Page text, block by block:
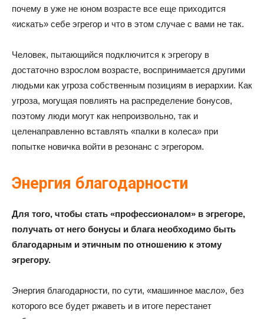
почему в уже не юном возрасте все еще приходится
«искать» себе эгрегор и что в этом случае с вами не так.
Человек, пытающийся подключится к эгрегору в
достаточно взрослом возрасте, воспринимается другими
людьми как угроза собственным позициям в иерархии. Как
угроза, могущая повлиять на распределение бонусов,
поэтому люди могут как непроизвольно, так и
целенаправленно вставлять «палки в колеса» при
попытке новичка войти в резонанс с эгрегором.
Энергия благодарности
Для того, чтобы стать «профессионалом» в эгрегоре,
получать от него бонусы и блага необходимо быть
благодарным и этичным по отношению к этому
эгрегору.
Энергия благодарности, по сути, «машинное масло», без
которого все будет ржаветь и в итоге перестанет